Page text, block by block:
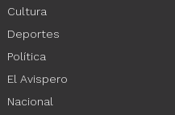
Cultura
Deportes
Política
El Avispero
Nacional